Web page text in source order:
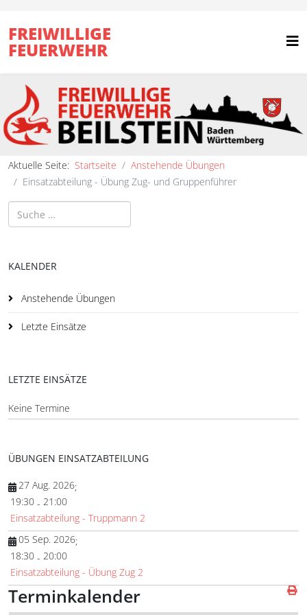
FREIWILLIGE
FEUERWEHR
Aktuelle Seite: Startseite
Anstehende Übungen
Einsatzabteilung - Übung Zug- und Gruppenführer
Suchen
KALENDER
Anstehende Übungen
Letzte Einsätze
LETZTE EINSÄTZE
Keine Termine
ÜBUNGEN EINSATZABTEILUNG
27 Aug. 2026;
19:30 - 21:00
Einsatzabteilung - Truppmann 2
05 Sep. 2026;
18:30 - 20:00
Einsatzabteilung - Übung Zug 2
Terminkalender